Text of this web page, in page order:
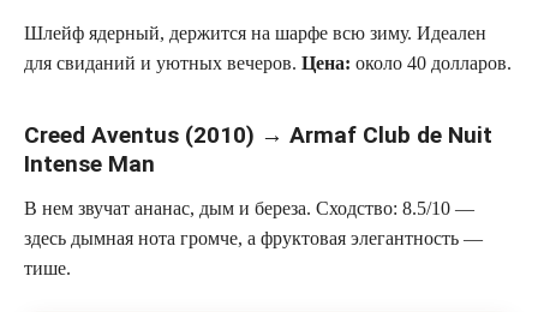
Шлейф ядерный, держится на шарфе всю зиму. Идеален
для свиданий и уютных вечеров. Цена: около 40 долларов.
Creed Aventus (2010) → Armaf Club de Nuit
Intense Man
В нем звучат ананас, дым и береза. Сходство: 8.5/10 —
здесь дымная нота громче, а фруктовая элегантность —
тише.